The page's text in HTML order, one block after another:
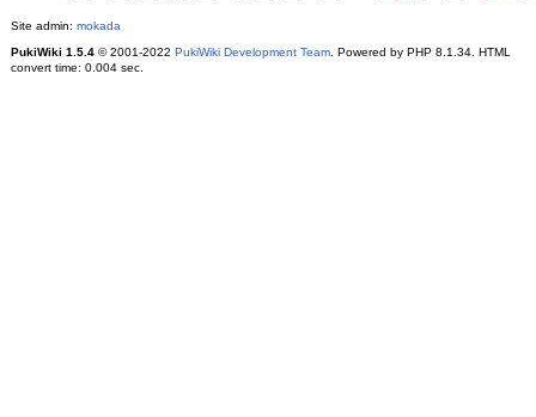
Site admin: mokada
PukiWiki 1.5.4© 2001-2022 PukiWiki Development Team. Powered by PHP 8.1.34. HTML
convert time: 0.004 sec.